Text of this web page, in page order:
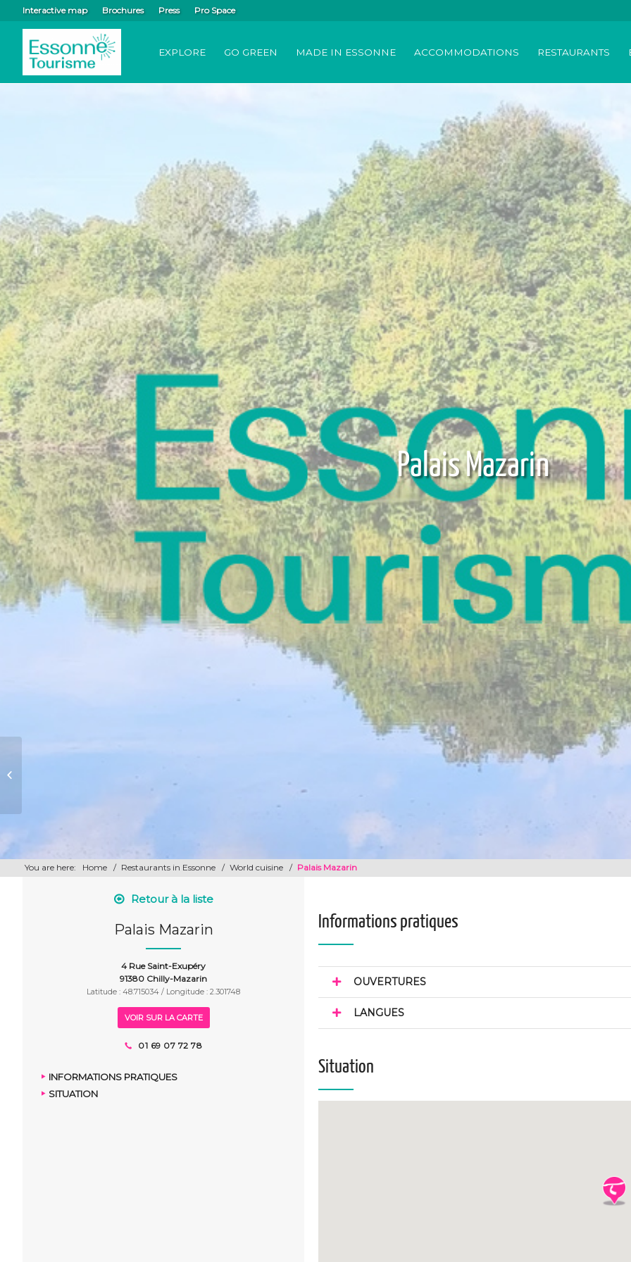
Interactive map Brochures Press Pro Space
EXPLORE GO GREEN MADE IN ESSONNE ACCOMMODATIONS RESTAURANTS
Palais Mazarin
You are here: Home / Restaurants in Essonne / World cuisine / Palais Mazarin
Retour à la liste
Palais Mazarin
4 Rue Saint-Exupéry
91380 Chilly-Mazarin
Latitude : 48.715034 / Longitude : 2.301748
VOIR SUR LA CARTE
01 69 07 72 78
INFORMATIONS PRATIQUES
SITUATION
Informations pratiques
OUVERTURES
LANGUES
Situation